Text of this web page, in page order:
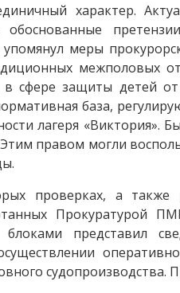
характер.
меры
межполовых
сфере защиты детей
база,
лагеря
правом могли
проверках, а также
Прокуратурой
блоками представил
судопроизводства.